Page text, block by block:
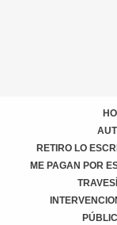
RETIRO LO
ME PAGAN POR